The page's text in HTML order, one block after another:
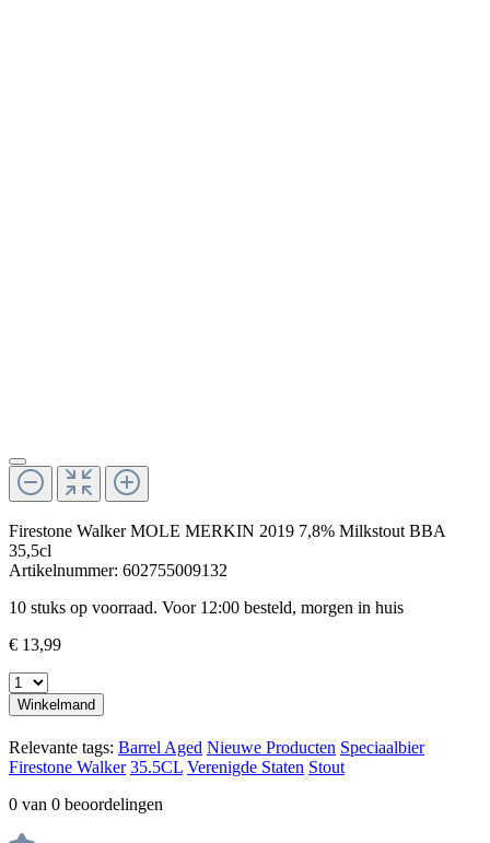
Firestone Walker MOLE MERKIN 2019 7,8% Milkstout BBA
35,5cl
Artikelnummer: 602755009132
10 stuks op voorraad. Voor 12:00 besteld, morgen in huis
€ 13,99
Winkelmand
Relevante tags: Barrel Aged Nieuwe Producten Speciaalbier
Firestone Walker 35.5CL Verenigde Staten Stout
0 van 0 beoordelingen